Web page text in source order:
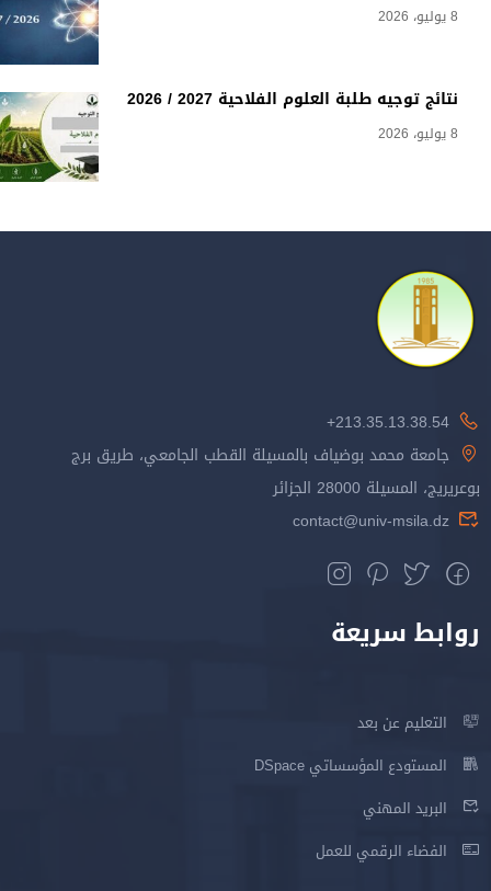
8 يوليو، 2026
نتائج توجيه طلبة العلوم الفلاحية 2027 / 2026
8 يوليو، 2026
213.35.13.38.54+
جامعة محمد بوضياف بالمسيلة القطب الجامعي، طريق برج
بوعريريج، المسيلة 28000 الجزائر
contact@univ-msila.dz
روابط سريعة
التعليم عن بعد
المستودع المؤسساتي DSpace
البريد المهني
الفضاء الرقمي للعمل